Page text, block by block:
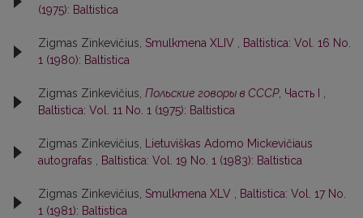
(1975): Baltistica
Zigmas Zinkevičius, Smulkmena XLIV
Baltistica: Vol. 16 No.
1 (1980): Baltistica
Zigmas Zinkevičius, Польские говоры в СССР, Часть I
Baltistica: Vol. 11 No. 1 (1975): Baltistica
Zigmas Zinkevičius,
Lietuviškas Adomo Mickevičiaus
autografas
Baltistica: Vol. 19 No. 1 (1983): Baltistica
Zigmas Zinkevičius, Smulkmena XLV
Baltistica: Vol. 17 No.
1 (1981): Baltistica